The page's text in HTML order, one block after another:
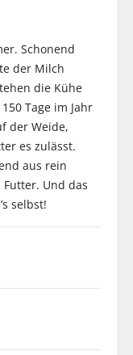
Schonend
der Milch
die Kühe
Tage im Jahr
der Weide,
es zulässt.
aus rein
Und das
selbst!